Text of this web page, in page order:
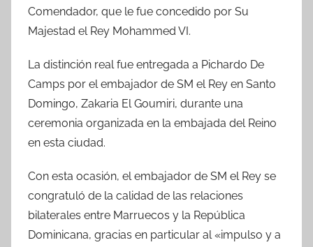
Comendador, que le fue concedido por Su
Majestad el Rey Mohammed VI.
La distinción real fue entregada a Pichardo De
Camps por el embajador de SM el Rey en Santo
Domingo, Zakaria El Goumiri, durante una
ceremonia organizada en la embajada del Reino
en esta ciudad.
Con esta ocasión, el embajador de SM el Rey se
congratuló de la calidad de las relaciones
bilaterales entre Marruecos y la República
Dominicana, gracias en particular al «impulso y a